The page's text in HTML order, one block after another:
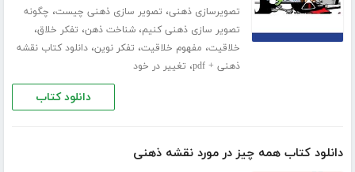
تصویرسازی ذهنی، تصویر سازی ذهنی چیست، چگونه
تصویر سازی ذهنی کنیم،شناخت ذهن، تفکر خلاق،
خلاقیت، مفهوم خلاقیت، تفکر نوین،دانلود کتاب نقشه
ذهنی + pdf
، تغییر در خود
دانلود کتاب
دانلود کتاب همه چیز در مورد نقشه ذهنی